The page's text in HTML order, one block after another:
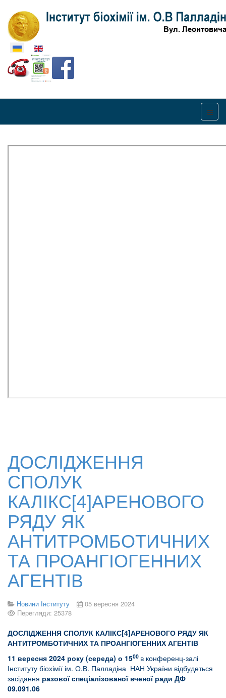
Оберіть свою мову
ДОСЛІДЖЕННЯ
СПОЛУК
КАЛІКС[4]АРЕНОВОГО
РЯДУ ЯК
АНТИТРОМБОТИЧНИХ
ТА ПРОАНГІОГЕННИХ
АГЕНТІВ
Новини Інституту
05 вересня 2024
Перегляди: 25378
ДОСЛІДЖЕННЯ СПОЛУК КАЛІКС[4]АРЕНОВОГО РЯДУ ЯК
АНТИТРОМБОТИЧНИХ ТА ПРОАНГІОГЕННИХ АГЕНТІВ
11 вересня 2024 року (середа) о 1500 в конференц-залі
Інституту біохімії ім. О.В. Палладіна НАН України відбудеться
засідання разової спеціалізованої вченої ради ДФ
09.091.06